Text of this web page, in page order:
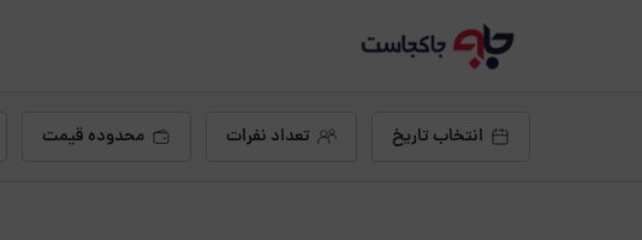
انتخاب تاریخ تعداد نفرات محدوده قیمت